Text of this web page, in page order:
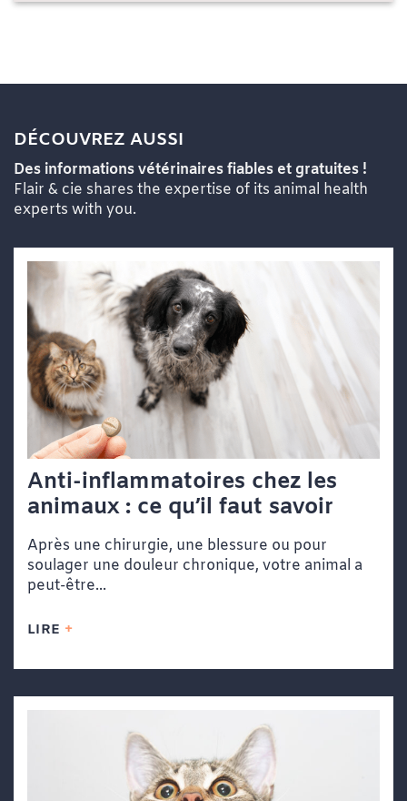
DÉCOUVREZ AUSSI
Des informations vétérinaires fiables et gratuites !
Flair & cie shares the expertise of its animal health
experts with you.
Anti-inflammatoires chez les
animaux : ce qu’il faut savoir
Après une chirurgie, une blessure ou pour
soulager une douleur chronique, votre animal a
peut-être...
LIRE